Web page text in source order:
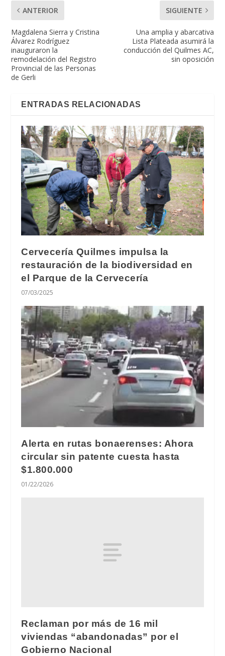
ANTERIOR
Magdalena Sierra y Cristina
Álvarez Rodríguez
inauguraron la
remodelación del Registro
Provincial de las Personas
de Gerli
SIGUIENTE
Una amplia y abarcativa
Lista Plateada asumirá la
conducción del Quilmes AC,
sin oposición
ENTRADAS RELACIONADAS
Cervecería Quilmes impulsa la
restauración de la biodiversidad en
el Parque de la Cervecería
07/03/2025
Alerta en rutas bonaerenses: Ahora
circular sin patente cuesta hasta
$1.800.000
01/22/2026
Reclaman por más de 16 mil
viviendas “abandonadas” por el
Gobierno Nacional